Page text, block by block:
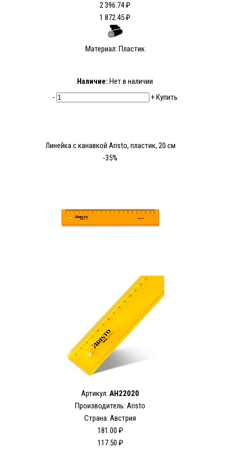
2 396.74 ₽
1 872.45 ₽
Материал: Пластик
Наличие: Нет в наличии
-
+Купить
Линейка с канавкой Aristо, пластик, 20 см
-35%
Артикул: AH22020
Производитель: Aristo
Страна: Австрия
181.00 ₽
117.50 ₽